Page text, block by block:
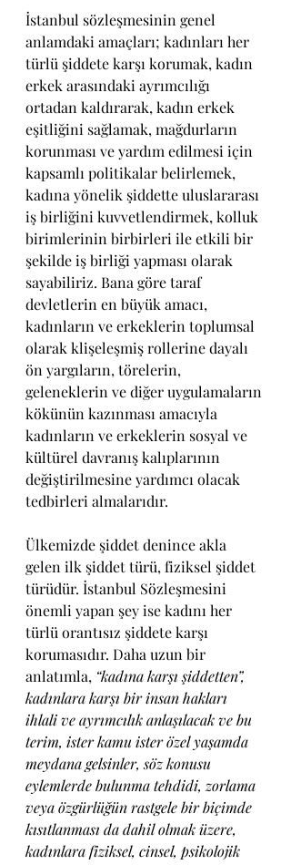
İstanbul sözleşmesinin genel
anlamdaki amaçları; kadınları her
türlü şiddete karşı korumak, kadın
erkek arasındaki ayrımcılığı
ortadan kaldırarak, kadın erkek
eşitliğini sağlamak, mağdurların
korunması ve yardım edilmesi için
kapsamlı politikalar belirlemek,
kadına yönelik şiddette uluslararası
iş birliğini kuvvetlendirmek, kolluk
birimlerinin birbirleri ile etkili bir
şekilde iş birliği yapması olarak
sayabiliriz. Bana göre taraf
devletlerin en büyük amacı,
kadınların ve erkeklerin toplumsal
olarak klişeleşmiş rollerine dayalı
ön yargıların, törelerin,
geleneklerin ve diğer uygulamaların
kökünün kazınması amacıyla
kadınların ve erkeklerin sosyal ve
kültürel davranış kalıplarının
değiştirilmesine yardımcı olacak
tedbirleri almalarıdır.
Ülkemizde şiddet denince akla
gelen ilk şiddet türü, fiziksel şiddet
türüdür. İstanbul Sözleşmesini
önemli yapan şey ise kadını her
türlü orantısız şiddete karşı
korumasıdır. Daha uzun bir
anlatımla, “kadına karşı şiddetten”,
kadınlara karşı bir insan hakları
ihlali ve ayrımcılık anlaşılacak ve bu
terim, ister kamu ister özel yaşamda
meydana gelsinler, söz konusu
eylemlerde bulunma tehdidi, zorlama
veya özgürlüğün rastgele bir biçimde
kısıtlanması da dahil olmak üzere,
kadınlara fiziksel, cinsel, psikolojik